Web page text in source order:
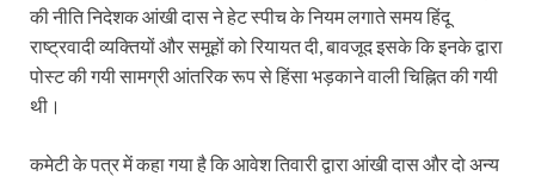
की नीति निदेशक आंखी दास ने हेट स्‍पीच के नियम लगाते समय हिंदू
राष्‍ट्रवादी व्‍यक्तियों और समूहों को रियायत दी, बावजूद इसके कि इनके द्वारा
पोस्‍ट की गयी सामग्री आंतरिक रूप से हिंसा भड़काने वाली चिह्नित की गयी
थी।
कमेटी के पत्र में कहा गया है कि आवेश तिवारी द्वारा आंखी दास और दो अन्‍य